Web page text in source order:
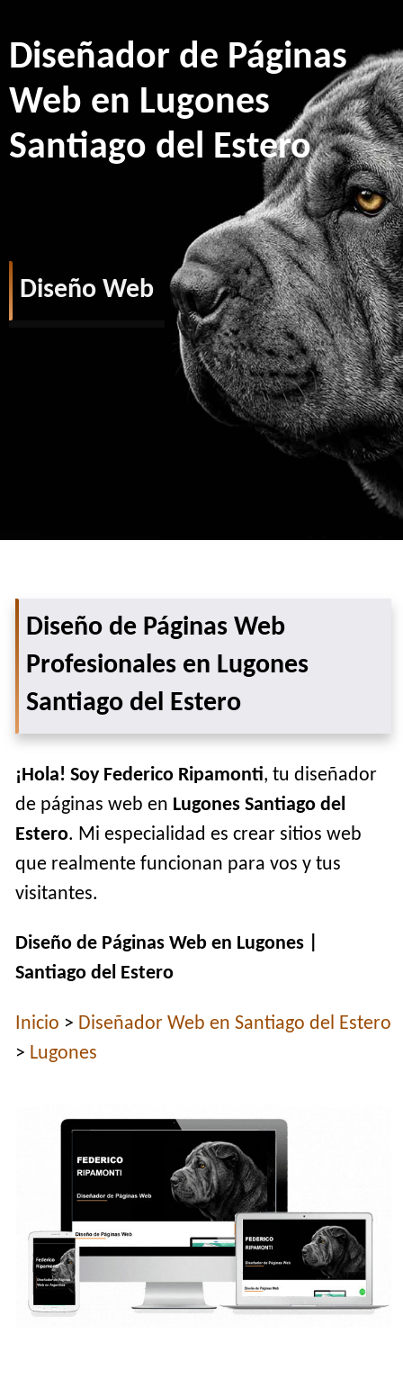
Diseñador de Páginas
Web en Lugones
Santiago del Estero
Diseño Web
Diseño de Páginas Web
Profesionales en Lugones
Santiago del Estero
¡Hola! Soy Federico Ripamonti, tu diseñador
de páginas web en Lugones Santiago del
Estero. Mi especialidad es crear sitios web
que realmente funcionan para vos y tus
visitantes.
Diseño de Páginas Web en Lugones |
Santiago del Estero
Inicio > Diseñador Web en Santiago del Estero
> Lugones